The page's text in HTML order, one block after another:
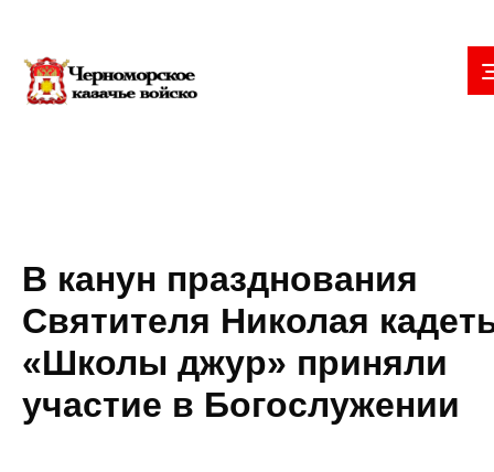
В канун празднования
Святителя Николая
«Школы джур» приняли
участие в Богослужении